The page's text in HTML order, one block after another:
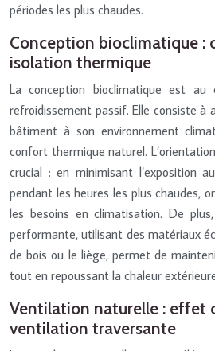
périodes les plus chaudes.
Conception bioclimatique :
isolation thermique
La conception bioclimatique est
refroidissement passif. Elle consiste à
bâtiment à son environnement
confort thermique naturel.
crucial : en minimisant l’exposition
pendant les heures les plus chaudes,
les besoins en climatisation. De
performante, utilisant des matériaux
de bois ou le liège, permet de
tout en repoussant la chaleur
Ventilation naturelle : effet
ventilation traversante